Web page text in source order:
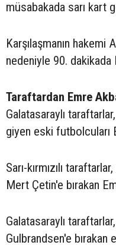
müsabakada sarı kart
Karşılaşmanın hakemi
nedeniyle 90. dakikada
Taraftardan Emre
Galatasaraylı
giyen eski futbolcuları
Sarı-kırmızılı
Mert Çetin'e bırakan
Galatasaraylı
Gulbrandsen'e bırakan